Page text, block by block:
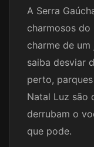
A Serra
charmosos do
charme de
saiba desviar
perto,
Natal Luz são
derrubam o
que pode.